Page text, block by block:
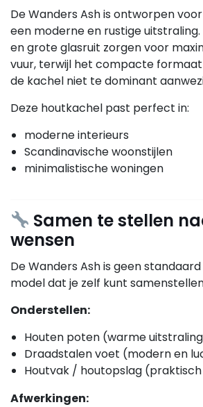
De Wanders Ash is ontworpen
een moderne en rustige
en grote glasruit zorgen voor
vuur, terwijl het compacte
de kachel niet te dominant
Deze houtkachel past perfect in:
moderne interieurs
Scandinavische woonstijlen
minimalistische woningen
Samen te stellen
wensen
De Wanders Ash is geen
model dat je zelf kunt
Onderstellen:
Houten poten (warme
Draadstalen voet (modern en
Houtvak / houtopslag
Afwerkingen: